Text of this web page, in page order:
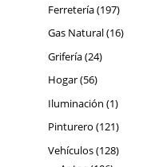
Ferretería 197197
productos
Gas Natural 1616
Grifería 2424
Hogar 5656
productos
Iluminación 11
producto
Pinturero 121121
productos
Vehículos 128128